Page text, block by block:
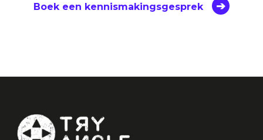
Boek een kennismakingsgesprek